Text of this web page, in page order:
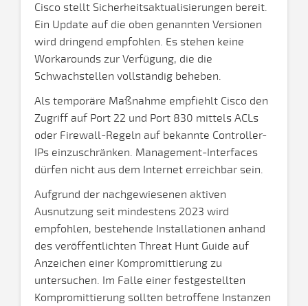
Cisco stellt Sicherheitsaktualisierungen bereit.
Ein Update auf die oben genannten Versionen
wird dringend empfohlen. Es stehen keine
Workarounds zur Verfügung, die die
Schwachstellen vollständig beheben.
Als temporäre Maßnahme empfiehlt Cisco den
Zugriff auf Port 22 und Port 830 mittels ACLs
oder Firewall-Regeln auf bekannte Controller-
IPs einzuschränken. Management-Interfaces
dürfen nicht aus dem Internet erreichbar sein.
Aufgrund der nachgewiesenen aktiven
Ausnutzung seit mindestens 2023 wird
empfohlen, bestehende Installationen anhand
des veröffentlichten Threat Hunt Guide auf
Anzeichen einer Kompromittierung zu
untersuchen. Im Falle einer festgestellten
Kompromittierung sollten betroffene Instanzen